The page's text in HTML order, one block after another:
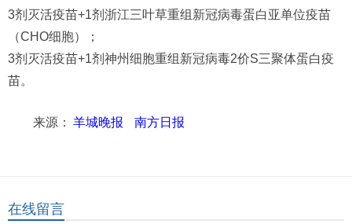
3剂灭活疫苗+1剂浙江三叶草重组新冠病毒蛋白亚单位疫苗
（CHO细胞）；
3剂灭活疫苗+1剂神州细胞重组新冠病毒2价S三聚体蛋白疫
苗。
来源： 羊城晚报 南方日报
在线留言